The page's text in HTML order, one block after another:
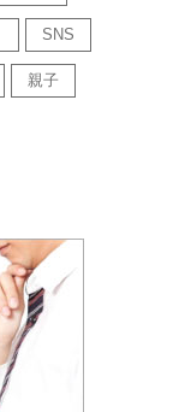
SNS
親子